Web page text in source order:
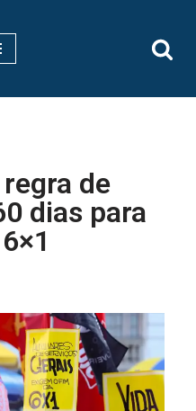
de
dias para